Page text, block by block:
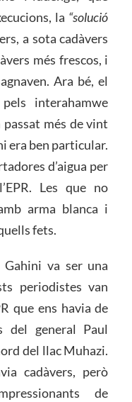
la “solució
a sota cadàvers
més frescos, i
Ara bé, el
interahamwe
més de vint
era ben particular.
d’aigua per
Les que no
arma blanca i
fets.
Gahini va ser una
periodistes van
que ens havia de
del general Paul
del llac Muhazi.
cadàvers, però
de